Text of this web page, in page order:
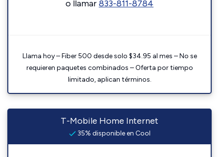
o llamar833-811-8784
Llama hoy – Fiber 500 desde solo $34.95 al mes – No se
requieren paquetes combinados – Oferta por tiempo
limitado, aplican términos.
T-Mobile Home Internet
35% disponible en Cool